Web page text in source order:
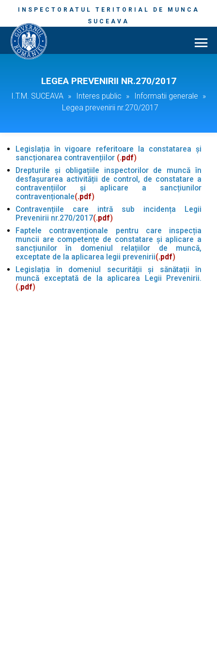
INSPECTORATUL TERITORIAL DE MUNCA
SUCEAVA
LEGEA PREVENIRII NR.270/2017
I.T.M. SUCEAVA » Interes public » Informatii generale »
Legea prevenirii nr.270/2017
Legislația în vigoare referitoare la constatarea și
sancționarea contravențiilor (.pdf)
Drepturile și obligațiile inspectorilor de muncă în
desfașurarea activității de control, de constatare a
contravențiilor și aplicare a sancțiunilor
contravenționale(.pdf)
Contravențiile care intră sub incidența Legii
Prevenirii nr.270/2017(.pdf)
Faptele contravenționale pentru care inspecția
muncii are competențe de constatare și aplicare a
sancțiunilor în domeniul relațiilor de muncă,
exceptate de la aplicarea legii prevenirii(.pdf)
Legislația în domeniul securității și sănătații în
muncă exceptată de la aplicarea Legii Prevenirii.
(.pdf)